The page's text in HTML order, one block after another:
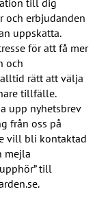
till dig
och erbjudanden
uppskatta.
för att få mer
och
rätt att välja
tillfälle.
upp nyhetsbrev
från oss på
vill bli kontaktad
mejla
till